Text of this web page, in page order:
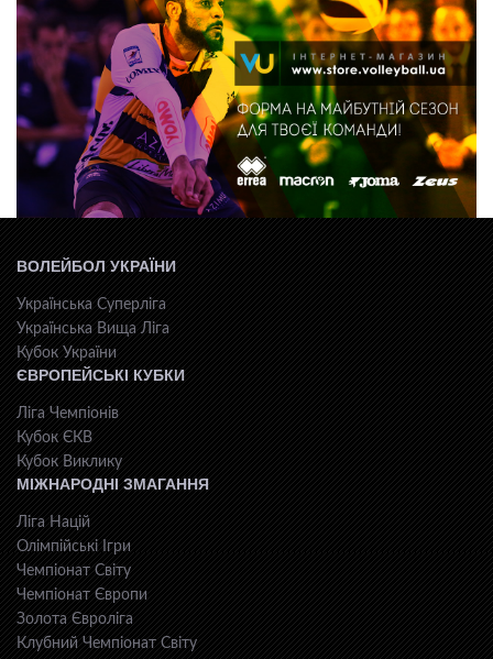
ВОЛЕЙБОЛ УКРАЇНИ
Українська Суперліга
Українська Вища Ліга
Кубок України
ЄВРОПЕЙСЬКІ КУБКИ
Ліга Чемпіонів
Кубок ЄКВ
Кубок Виклику
МІЖНАРОДНІ ЗМАГАННЯ
Ліга Націй
Олімпійські Ігри
Чемпіонат Світу
Чемпіонат Європи
Золота Євроліга
Клубний Чемпіонат Світу